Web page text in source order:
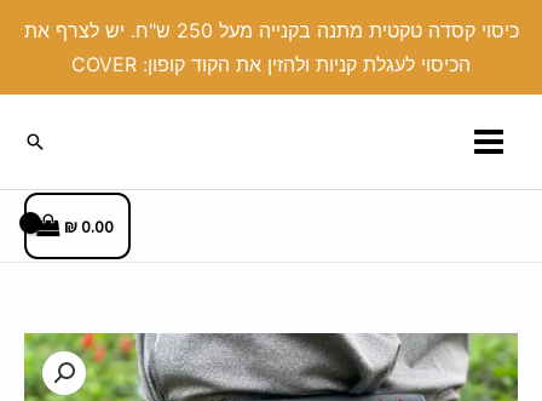
כיסוי קסדה טקטית מתנה בקנייה מעל 250 ש"ח. יש לצרף את
הכיסוי לעגלת קניות ולהזין את הקוד קופון: COVER
חיפוש
0.00
₪
כמות
של